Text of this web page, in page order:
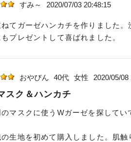
すみ～ 2020/07/03 20:48:15
ねてガーゼハンカチを作りました
プレゼントして喜ばれました。
おやびん 40代 女性 2020/05/08
スク＆ハンカチ
のマスクに使うWガーゼを探して
生地を初めて購入しました。肌